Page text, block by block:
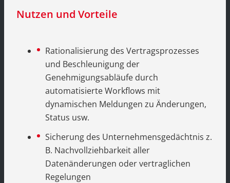
Nutzen und Vorteile
Rationalisierung des Vertragsprozesses
und Beschleunigung der
Genehmigungsabläufe durch
automatisierte Workflows mit
dynamischen Meldungen zu Änderungen,
Status usw.
Sicherung des Unternehmensgedächtnis z.
B. Nachvollziehbarkeit aller
Datenänderungen oder vertraglichen
Regelungen